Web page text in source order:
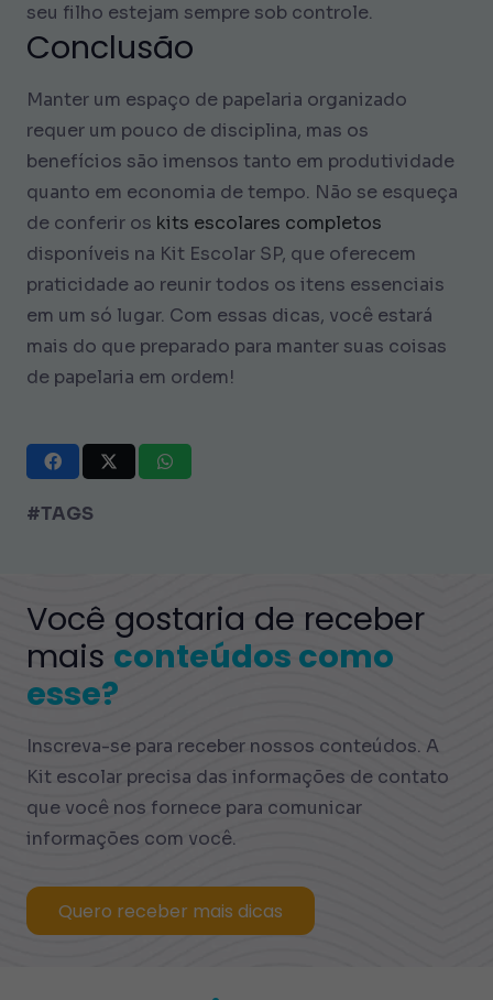
seu filho estejam sempre sob controle.
Conclusão
Manter um espaço de papelaria organizado
requer um pouco de disciplina, mas os
benefícios são imensos tanto em produtividade
quanto em economia de tempo. Não se esqueça
de conferir os kits escolares completos
disponíveis na Kit Escolar SP, que oferecem
praticidade ao reunir todos os itens essenciais
em um só lugar. Com essas dicas, você estará
mais do que preparado para manter suas coisas
de papelaria em ordem!
#TAGS
Você gostaria de receber
mais conteúdos como
esse?
Inscreva-se para receber nossos conteúdos. A
Kit escolar precisa das informações de contato
que você nos fornece para comunicar
informações com você.
Quero receber mais dicas